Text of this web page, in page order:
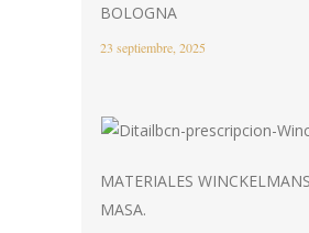
BOLOGNA
23 septiembre, 2025
MATERIALES
MASA.